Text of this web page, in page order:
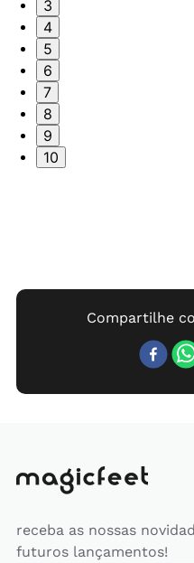
3
4
5
6
7
8
9
10
receba as nossas
futuros lançamentos!